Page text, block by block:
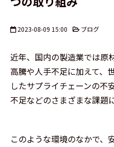
2023-08-09 15:00 ブログ
近年、国内の製造業では原
高騰や人手不足に加えて、
したサプライチェーンの不
不足などのさまざまな課題
このような環境のなかで、